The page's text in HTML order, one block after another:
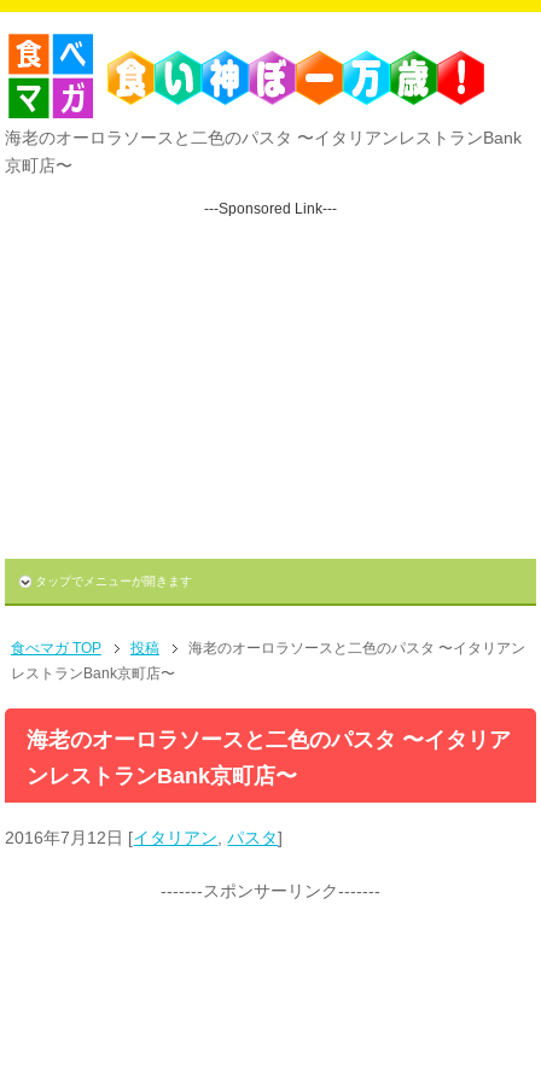
海老のオーロラソースと二色のパスタ 〜イタリアンレストランBank
京町店〜
---Sponsored Link---
タップでメニューが開きます
食べマガ TOP 投稿
海老のオーロラソースと二色のパスタ 〜イタリアン
レストランBank京町店〜
海老のオーロラソースと二色のパスタ 〜イタリア
ンレストランBank京町店〜
2016年7月12日 [イタリアン ,パスタ]
-------スポンサーリンク-------